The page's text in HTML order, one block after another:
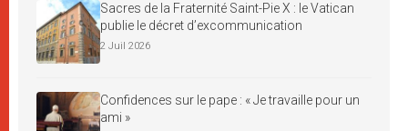
Sacres de la Fraternité Saint-Pie X : le Vatican
publie le décret d’excommunication
2 Juil 2026
Confidences sur le pape : « Je travaille pour un
ami »